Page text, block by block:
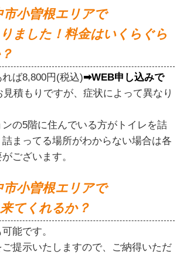
市小曽根エリアで
ました！料金はいくらぐら
ば8,800円(税込)➡WEB申し込みで
見積もりですが、症状によって異なり
の5階に住んでいる方がトイレを詰
まってる場所がわからない場合は各
ございます。
市小曽根エリアで
てくれるか？
能です。
提示いたしますので、ご納得いただ